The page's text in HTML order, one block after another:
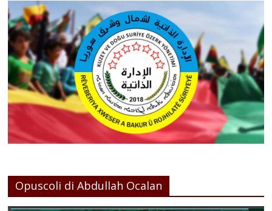
Opuscoli di Abdullah Ocalan